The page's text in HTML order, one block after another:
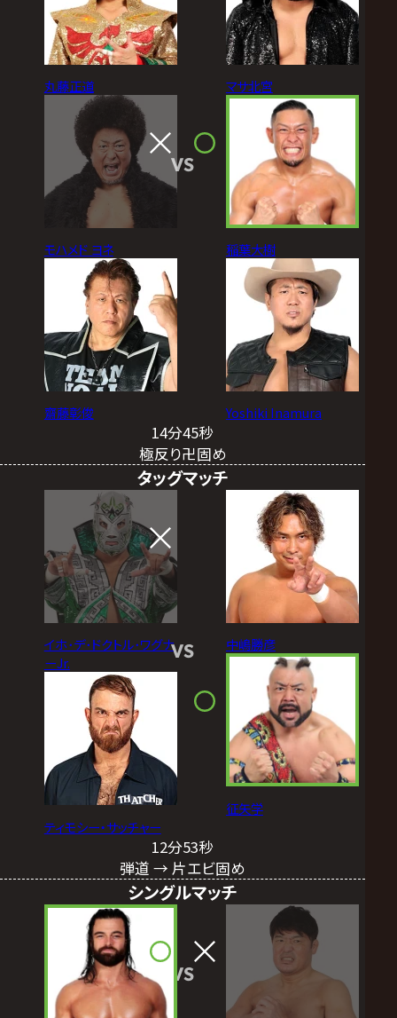
丸藤正道
モハメド ヨネ
齋藤彰俊
VS
マサ北宮
稲葉大樹
Yoshiki Inamura
14分45秒
極反り卍固め
タッグマッチ
イホ･デ･ドクトル･ワグナ
ーJr.
ティモシー・サッチャー
VS 中嶋勝彦
征矢学
12分53秒
弾道 → 片エビ固め
シングルマッチ
VS